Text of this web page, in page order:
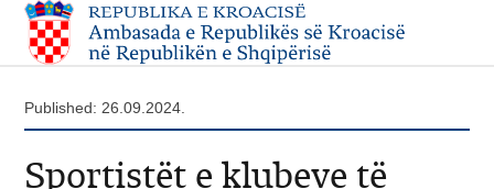
Published: 26.09.2024.
Sportistët e klubeve të